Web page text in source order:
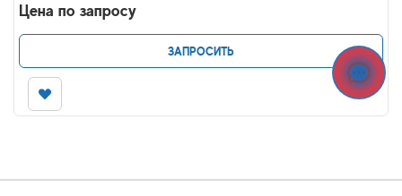
Цена по запросу
ЗАПРОСИТЬ